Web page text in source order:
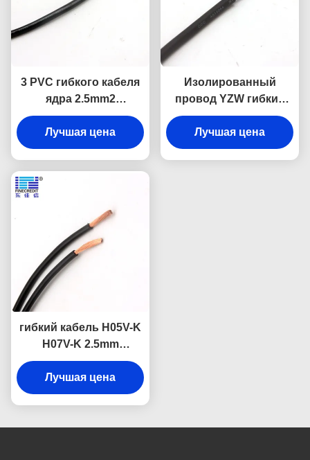
3 PVC гибкого кабеля
ядра 2.5mm2
промышленный
изолированный для
домочадца
Лучшая цена
Изолированный
провод YZW гибкий
резиновый, кабель
проводника 1.5mm до
400mm обнаженный
Лучшая цена
гибкий кабель H05V-K
H07V-K 2.5mm
твердый/, который
сел на мель медный
промышленный
Лучшая цена